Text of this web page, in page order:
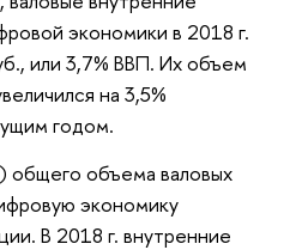
экономики в 2018 г.
или 3,7% ВВП. Их объем
на 3,5%
годом.
общего объема валовых
экономику
В 2018 г. внутренние